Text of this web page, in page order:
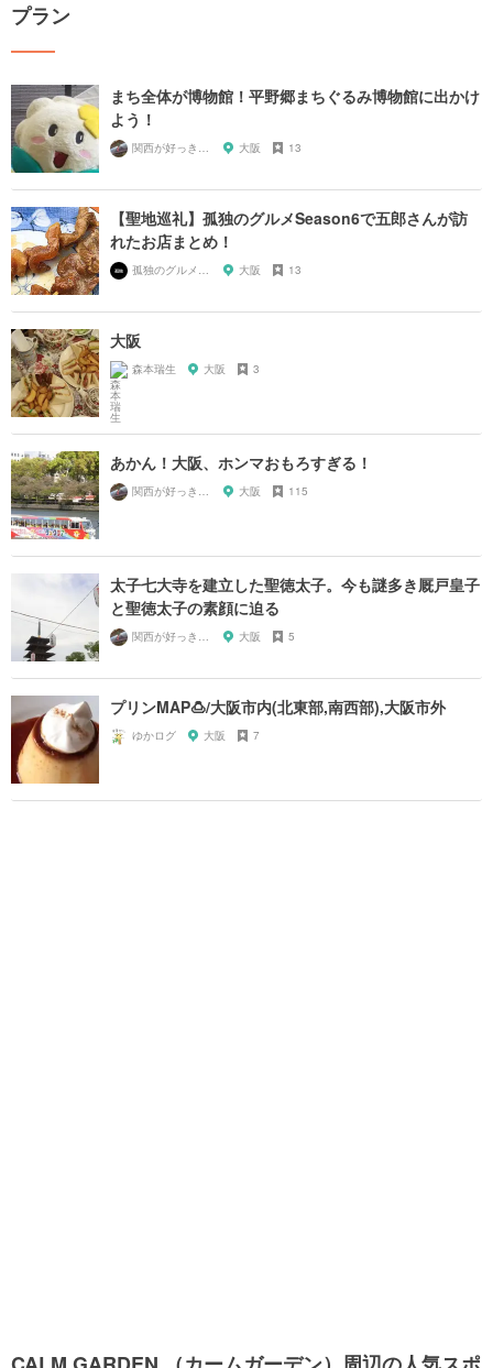
プラン
まち全体が博物館！平野郷まちぐるみ博物館に出かけ
よう！
関西が好っきゃねん 大阪 13
【聖地巡礼】孤独のグルメSeason6で五郎さんが訪
れたお店まとめ！
孤独のグルメ大好き芸人 大阪 13
大阪
森本瑞生 大阪 3
あかん！大阪、ホンマおもろすぎる！
関西が好っきゃねん 大阪 115
太子七大寺を建立した聖徳太子。今も謎多き厩戸皇子
と聖徳太子の素顔に迫る
関西が好っきゃねん 大阪 5
プリンMAP🍮/大阪市内(北東部,南西部),大阪市外
ゆかログ 大阪 7